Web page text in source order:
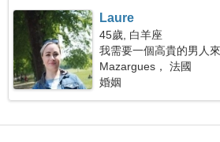
Laure
45歲, 白羊座
我需要一個高貴的男人
Mazargues， 法國
婚姻